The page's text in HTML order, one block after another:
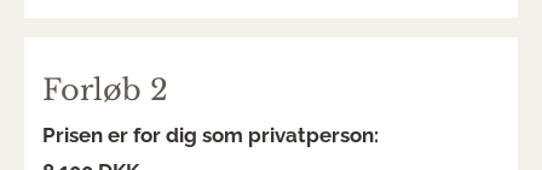
Forløb 2
Prisen er for dig som privatperson: